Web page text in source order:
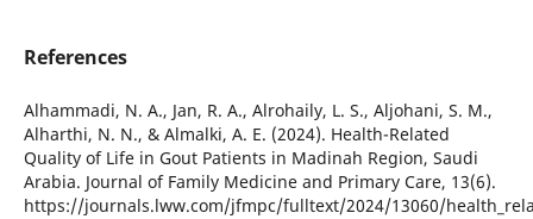
References
Alhammadi, N. A., Jan, R. A., Alrohaily, L. S., Aljohani, S. M.,
Alharthi, N. N., & Almalki, A. E. (2024). Health-Related
Quality of Life in Gout Patients in Madinah Region, Saudi
Arabia. Journal of Family Medicine and Primary Care, 13(6).
https://journals.lww.com/jfmpc/fulltext/2024/13060/